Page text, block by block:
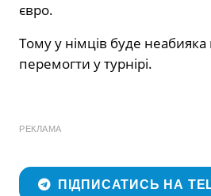
євро.
Тому у німців буде неабияка
перемогти у турнірі.
РЕКЛАМА
ПІДПИСАТИСЬ НА